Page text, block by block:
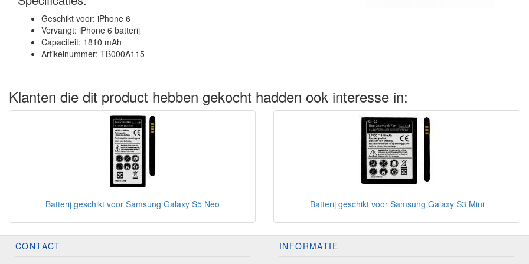
Geschikt voor: iPhone 6
Vervangt: iPhone 6 batterij
Capaciteit: 1810 mAh
Artikelnummer: TB000A115
Klanten die dit product hebben gekocht hadden ook interesse in:
Batterij geschikt voor Samsung Galaxy S5 Neo Batterij geschikt voor Samsung Galaxy S3 Mini
CONTACT
INFORMATIE